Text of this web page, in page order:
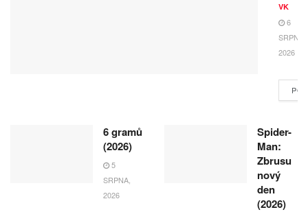
VK
6
SRPNA,
2026
6 gramů
(2026)
5
SRPNA,
2026
Spider-
Man:
Zbrusu
nový
den
(2026)